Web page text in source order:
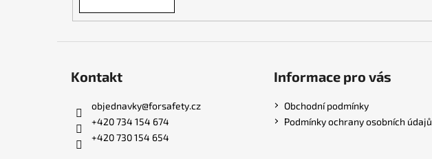
Kontakt
objednavky@forsafety.cz
+420 734 154 674
+420 730 154 654
Informace pro vás
Obchodní podmínky
Podmínky ochrany osobních údajů